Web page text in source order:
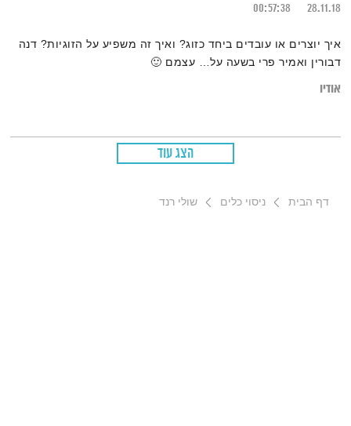
28.11.18
00:57:38
איך יוצרים או עובדים ביחד כזוג? ואיך זה משפיע על הזוגיות? דנה
דבורין ואמיר פרי בשעה על… עצמם 🙂
אודיו
הצג עוד
דף הבית ניסוי כלים שולי רנד